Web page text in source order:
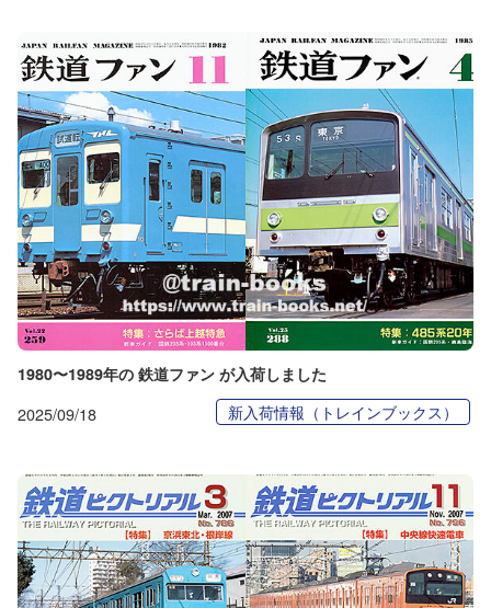
1980〜1989年の 鉄道ファン が入荷しました
2025/09/18 新入荷情報（トレインブックス）